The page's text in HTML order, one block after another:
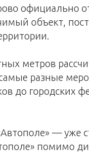
официально
объект,
метров
разные
до городских
— уже
помимо